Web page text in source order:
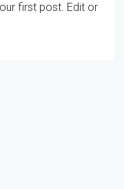
first post. Edit or